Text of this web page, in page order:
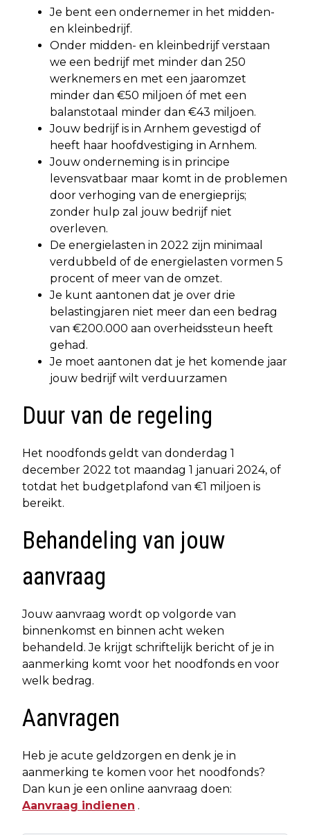
Je bent een ondernemer in het midden-
en kleinbedrijf.
Onder midden- en kleinbedrijf verstaan
we een bedrijf met minder dan 250
werknemers en met een jaaromzet
minder dan €50 miljoen óf met een
balanstotaal minder dan €43 miljoen.
Jouw bedrijf is in Arnhem gevestigd of
heeft haar hoofdvestiging in Arnhem.
Jouw onderneming is in principe
levensvatbaar maar komt in de problemen
door verhoging van de energieprijs;
zonder hulp zal jouw bedrijf niet
overleven.
De energielasten in 2022 zijn minimaal
verdubbeld of de energielasten vormen 5
procent of meer van de omzet.
Je kunt aantonen dat je over drie
belastingjaren niet meer dan een bedrag
van €200.000 aan overheidssteun heeft
gehad.
Je moet aantonen dat je het komende jaar
jouw bedrijf wilt verduurzamen
Duur van de regeling
Het noodfonds geldt van donderdag 1
december 2022 tot maandag 1 januari 2024, of
totdat het budgetplafond van €1 miljoen is
bereikt.
Behandeling van jouw
aanvraag
Jouw aanvraag wordt op volgorde van
binnenkomst en binnen acht weken
behandeld. Je krijgt schriftelijk bericht of je in
aanmerking komt voor het noodfonds en voor
welk bedrag.
Aanvragen
Heb je acute geldzorgen en denk je in
aanmerking te komen voor het noodfonds?
Dan kun je een online aanvraag doen:
Aanvraag indienen .